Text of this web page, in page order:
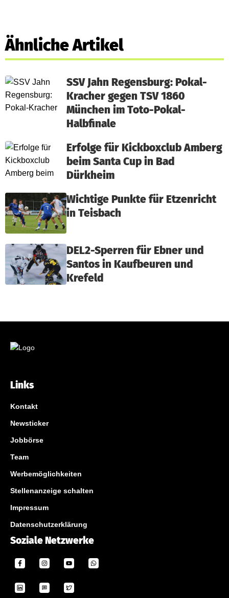
Ähnliche Artikel
SSV Jahn Regensburg: Pokal-
Kracher gegen TSV 1860
München im Toto-Pokal-
Halbfinale
Erfolge für Kickboxclub Amberg
beim Santa Cup in Bad
Dürkheim
Wichtige Punkte für Etzenricht
in Teisbach
DEL2-Sperren für Ebner und
Santos in Kaufbeuren und
Krefeld
Links
Kontakt
Newsticker
Jobbörse
Team
Werbemöglichkeiten
Stellenanzeige schalten
Impressum
Datenschutzerklärung
Soziale Netzwerke